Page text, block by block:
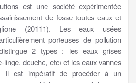
est une société expérimentée
de fosse toutes eaux et
(20111). Les eaux usées
porteuses de pollution
2 types : les eaux grises
linge, douche, etc) et les eaux vannes
Il est impératif de procéder à un